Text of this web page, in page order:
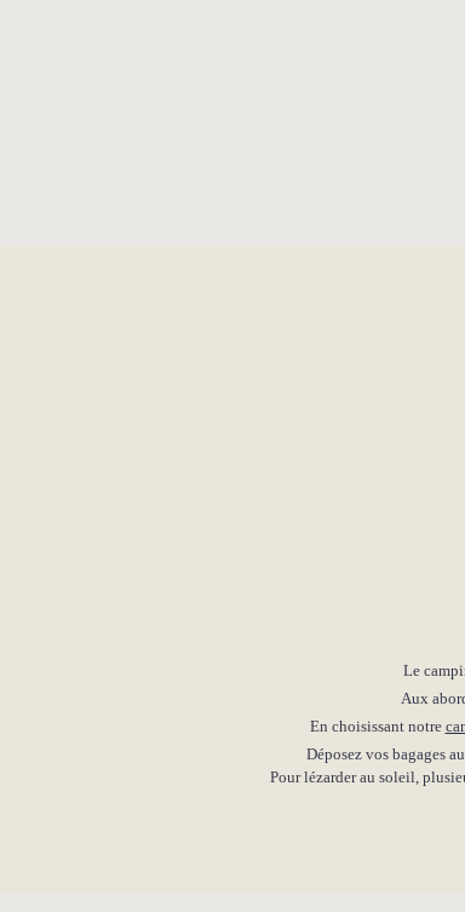
Le
Aux
En choisissant notre
Déposez vos bagages
Pour lézarder au soleil,